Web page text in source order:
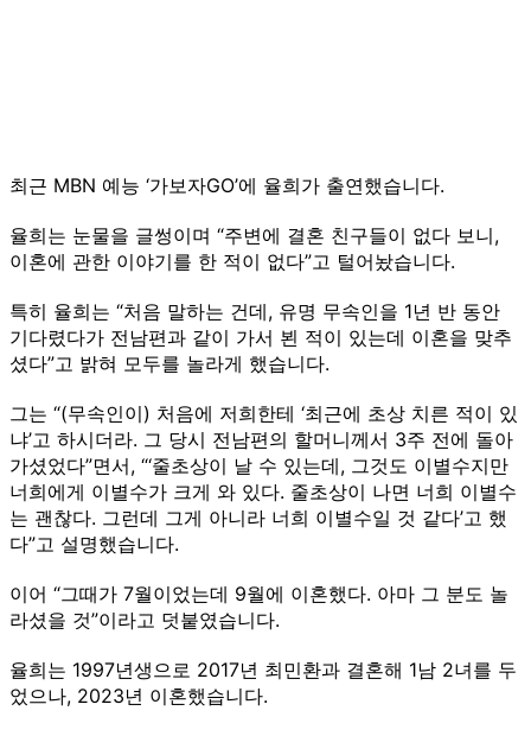
최근 MBN 예능 ‘가보자GO’에 율희가 출연했습니다.
율희는 눈물을 글썽이며 “주변에 결혼 친구들이 없다 보니,
이혼에 관한 이야기를 한 적이 없다”고 털어놨습니다.
특히 율희는 “처음 말하는 건데, 유명 무속인을 1년 반 동안
기다렸다가 전남편과 같이 가서 뵌 적이 있는데 이혼을 맞추
셨다”고 밝혀 모두를 놀라게 했습니다.
그는 “(무속인이) 처음에 저희한테 ‘최근에 초상 치른 적이 있
냐’고 하시더라. 그 당시 전남편의 할머니께서 3주 전에 돌아
가셨었다”면서, “‘줄초상이 날 수 있는데, 그것도 이별수지만
너희에게 이별수가 크게 와 있다. 줄초상이 나면 너희 이별수
는 괜찮다. 그런데 그게 아니라 너희 이별수일 것 같다’고 했
다”고 설명했습니다.
이어 “그때가 7월이었는데 9월에 이혼했다. 아마 그 분도 놀
라셨을 것”이라고 덧붙였습니다.
율희는 1997년생으로 2017년 최민환과 결혼해 1남 2녀를 두
었으나, 2023년 이혼했습니다.